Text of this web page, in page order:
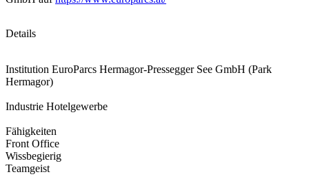
Details
Institution EuroParcs Hermagor-Pressegger See GmbH (Park
Hermagor)
Industrie Hotelgewerbe
Fähigkeiten
Front Office
Wissbegierig
Teamgeist